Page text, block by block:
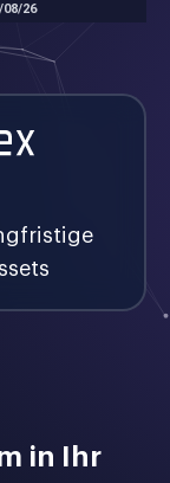
in Ihr